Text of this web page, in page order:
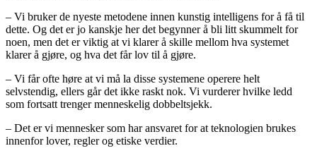
– Vi bruker de nyeste metodene innen kunstig intelligens for å få til
dette. Og det er jo kanskje her det begynner å bli litt skummelt for
noen, men det er viktig at vi klarer å skille mellom hva systemet
klarer å gjøre, og hva det får lov til å gjøre.
– Vi får ofte høre at vi må la disse systemene operere helt
selvstendig, ellers går det ikke raskt nok. Vi vurderer hvilke ledd
som fortsatt trenger menneskelig dobbeltsjekk.
– Det er vi mennesker som har ansvaret for at teknologien brukes
innenfor lover, regler og etiske verdier.